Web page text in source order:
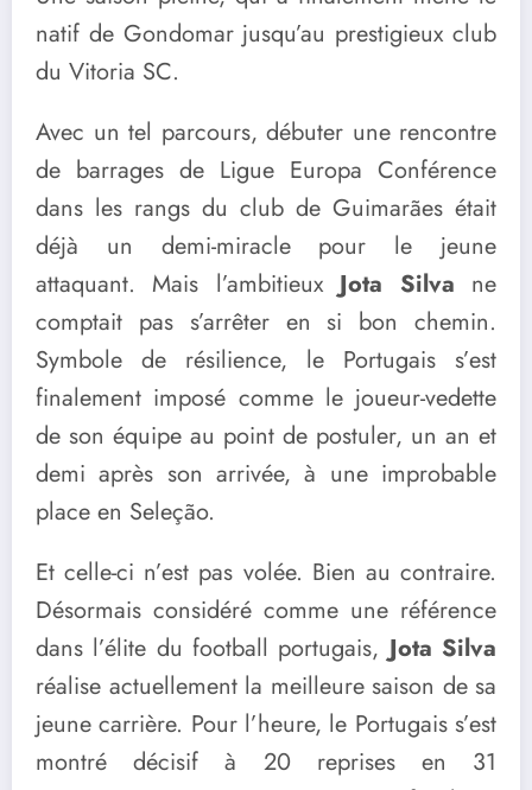
natif de Gondomar jusqu’au prestigieux club
du Vitoria SC.
Avec un tel parcours, débuter une rencontre
de barrages de Ligue Europa Conférence
dans les rangs du club de Guimarães était
déjà un demi-miracle pour le jeune
attaquant. Mais l’ambitieux Jota Silva ne
comptait pas s’arrêter en si bon chemin.
Symbole de résilience, le Portugais s’est
finalement imposé comme le joueur-vedette
de son équipe au point de postuler, un an et
demi après son arrivée, à une improbable
place en Seleção.
Et celle-ci n’est pas volée. Bien au contraire.
Désormais considéré comme une référence
dans l’élite du football portugais,Jota Silva
réalise actuellement la meilleure saison de sa
jeune carrière. Pour l’heure, le Portugais s’est
montré décisif à 20 reprises en 31